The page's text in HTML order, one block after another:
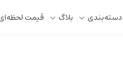
دسته‌بندی بلاگ قیمت